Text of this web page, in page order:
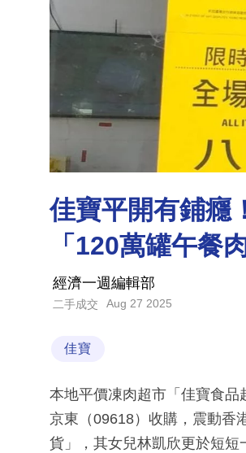
佳寶平開有鋪癮
「120萬罐午餐
經濟一週編輯部
二手成交 Aug 27 2025
佳寶
本地平價凍肉超市「佳寶食
京東（09618）收購，震動香
貨」，其女兒林凱欣更於短